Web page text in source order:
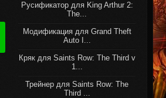
Русификатор для King Arthur 2:
The...
Модификация для Grand Theft
Auto I...
Кряк для Saints Row: The Third v
1...
Трейнер для Saints Row: The
Third ...